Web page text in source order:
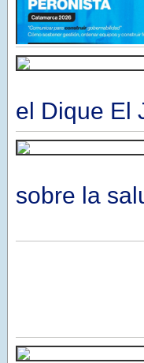
el Dique El
sobre la